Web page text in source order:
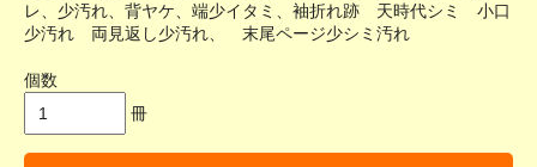
レ、少汚れ、背ヤケ、端少イタミ、袖折れ跡 天時代シミ 小口
少汚れ 両見返し少汚れ、 末尾ページ少シミ汚れ
個数
冊